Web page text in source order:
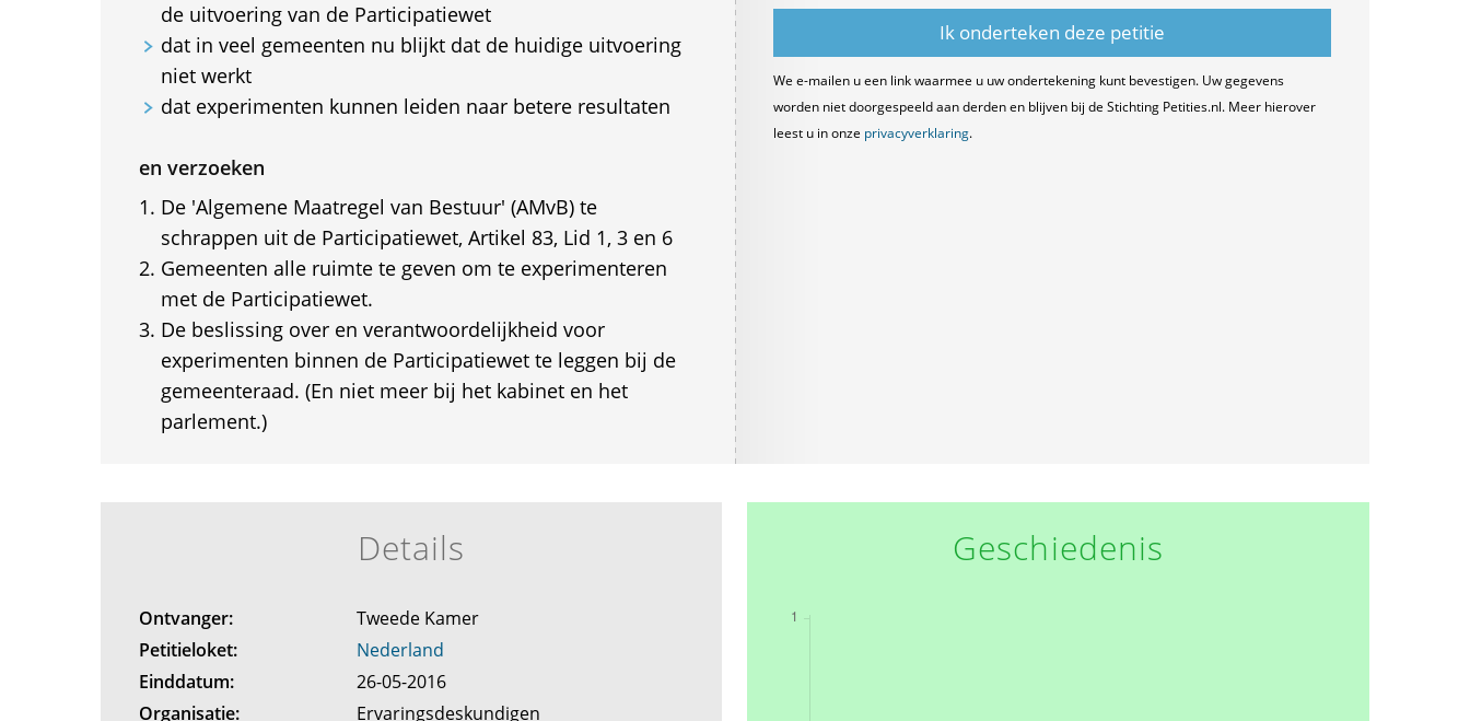
de uitvoering van de Participatiewet
dat in veel gemeenten nu blijkt dat de huidige uitvoering
niet werkt
dat experimenten kunnen leiden naar betere resultaten
en verzoeken
De 'Algemene Maatregel van Bestuur' (AMvB) te
schrappen uit de Participatiewet, Artikel 83, Lid 1, 3 en 6
Gemeenten alle ruimte te geven om te experimenteren
met de Participatiewet.
De beslissing over en verantwoordelijkheid voor
experimenten binnen de Participatiewet te leggen bij de
gemeenteraad. (En niet meer bij het kabinet en het
parlement.)
We e-mailen u een link waarmee u uw ondertekening kunt bevestigen. Uw gegevens
worden niet doorgespeeld aan derden en blijven bij de Stichting Petities.nl. Meer hierover
leest u in onze privacyverklaring.
Details
Ontvanger:
Tweede Kamer
Petitieloket:
Nederland
Einddatum:
26-05-2016
Organisatie:
Ervaringsdeskundigen
Geschiedenis